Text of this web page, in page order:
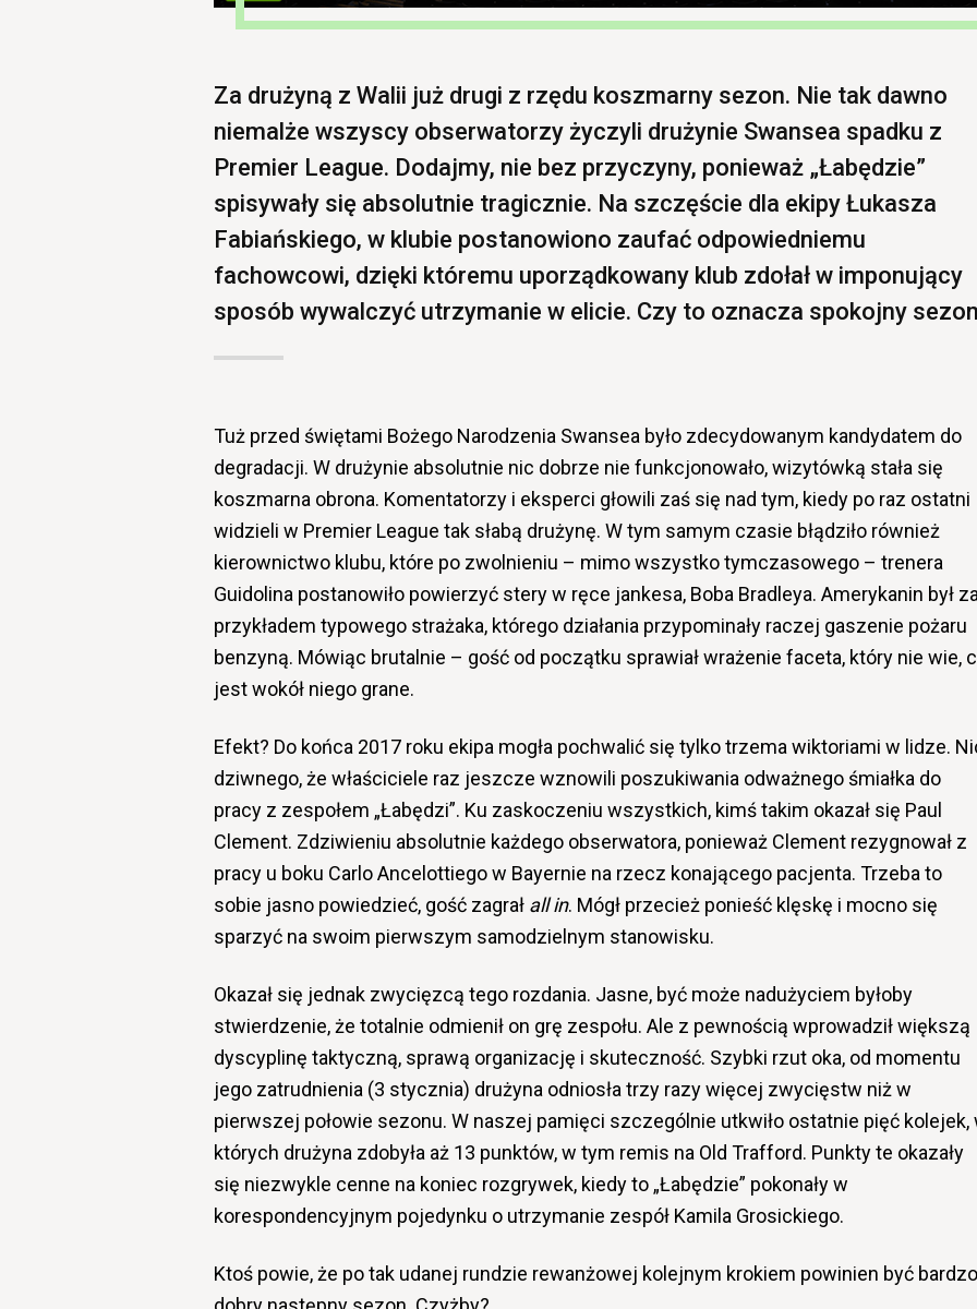
Za drużyną z Walii już drugi z rzędu koszmarny sezon. Nie tak dawno
niemalże wszyscy obserwatorzy życzyli drużynie Swansea spadku z
Premier League. Dodajmy, nie bez przyczyny, ponieważ „Łabędzie”
spisywały się absolutnie tragicznie. Na szczęście dla ekipy Łukasza
Fabiańskiego, w klubie postanowiono zaufać odpowiedniemu
fachowcowi, dzięki któremu uporządkowany klub zdołał w imponujący
sposób wywalczyć utrzymanie w elicie. Czy to oznacza spokojny
Tuż przed świętami Bożego Narodzenia Swansea było zdecydowanym kandydatem do
degradacji. W drużynie absolutnie nic dobrze nie funkcjonowało, wizytówką stała się
koszmarna obrona. Komentatorzy i eksperci głowili zaś się nad tym, kiedy po raz ostatni
widzieli w Premier League tak słabą drużynę. W tym samym czasie błądziło również
kierownictwo klubu, które po zwolnieniu – mimo wszystko tymczasowego – trenera
Guidolina postanowiło powierzyć stery w ręce jankesa, Boba Bradleya. Amerykanin był
przykładem typowego strażaka, którego działania przypominały raczej gaszenie pożaru
benzyną. Mówiąc brutalnie – gość od początku sprawiał wrażenie faceta, który nie wie,
jest wokół niego grane.
Efekt? Do końca 2017 roku ekipa mogła pochwalić się tylko trzema wiktoriami w lidze.
dziwnego, że właściciele raz jeszcze wznowili poszukiwania odważnego śmiałka do
pracy z zespołem „Łabędzi”. Ku zaskoczeniu wszystkich, kimś takim okazał się Paul
Clement. Zdziwieniu absolutnie każdego obserwatora, ponieważ Clement rezygnował z
pracy u boku Carlo Ancelottiego w Bayernie na rzecz konającego pacjenta. Trzeba to
sobie jasno powiedzieć, gość zagrał all in. Mógł przecież ponieść klęskę i mocno się
sparzyć na swoim pierwszym samodzielnym stanowisku.
Okazał się jednak zwycięzcą tego rozdania. Jasne, być może nadużyciem byłoby
stwierdzenie, że totalnie odmienił on grę zespołu. Ale z pewnością wprowadził większą
dyscyplinę taktyczną, sprawą organizację i skuteczność. Szybki rzut oka, od momentu
jego zatrudnienia (3 stycznia) drużyna odniosła trzy razy więcej zwycięstw niż w
pierwszej połowie sezonu. W naszej pamięci szczególnie utkwiło ostatnie pięć kolejek,
których drużyna zdobyła aż 13 punktów, w tym remis na Old Trafford. Punkty te okazały
się niezwykle cenne na koniec rozgrywek, kiedy to „Łabędzie” pokonały w
korespondencyjnym pojedynku o utrzymanie zespół Kamila Grosickiego.
Ktoś powie, że po tak udanej rundzie rewanżowej kolejnym krokiem powinien być bardzo